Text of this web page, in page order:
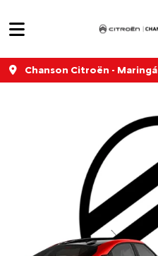
Chanson Citroën - Maringá